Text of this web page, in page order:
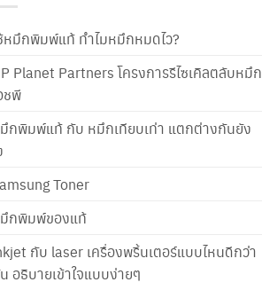
หมึกพิมพ์แท้ ทำไมหมึกหมดไว?
Planet Partners โครงการรีไซเคิลตลับหมึก
ชพี
กพิมพ์แท้ กับ หมึกเทียบเท่า แตกต่างกันยัง
Toner
กพิมพ์ของแท้
กับ laser เครื่องพริ้นเตอร์แบบไหนดีกว่า
อธิบายเข้าใจแบบง่ายๆ